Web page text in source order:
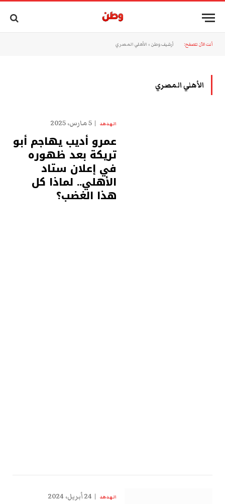
أنت الآن تتصفح: أرشيف وطن » الأهلي المصري
الأهلي المصري
الهدهد 5 مارس، 2025
عمرو أديب يهاجم أبو
تريكة بعد ظهوره
في إعلان ستاد
الأهلي.. لماذا كل
هذا الغضب؟
الهدهد 24 أبريل، 2024